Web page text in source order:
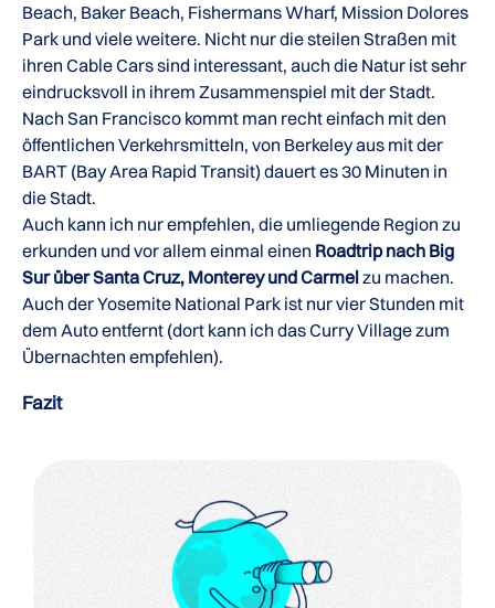
Beach, Baker Beach, Fishermans Wharf, Mission Dolores
Park und viele weitere. Nicht nur die steilen Straßen mit
ihren Cable Cars sind interessant, auch die Natur ist sehr
eindrucksvoll in ihrem Zusammenspiel mit der Stadt.
Nach San Francisco kommt man recht einfach mit den
öffentlichen Verkehrsmitteln, von Berkeley aus mit der
BART (Bay Area Rapid Transit) dauert es 30 Minuten in
die Stadt.
Auch kann ich nur empfehlen, die umliegende Region zu
erkunden und vor allem einmal einen Roadtrip nach Big
Sur über Santa Cruz, Monterey und Carmelzu machen.
Auch der Yosemite National Park ist nur vier Stunden mit
dem Auto entfernt (dort kann ich das Curry Village zum
Übernachten empfehlen).
Fazit